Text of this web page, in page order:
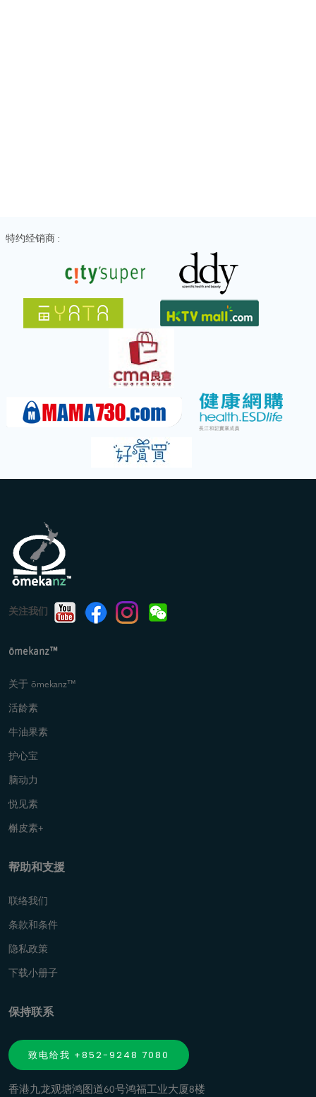
特约经销商 :
关注我们
ōmekanz™
关于 ōmekanz™
活龄素
牛油果素
护心宝
脑动力
悦见素
槲皮素+
帮助和支援
联络我们
条款和条件
隐私政策
下载小册子
保持联系
致电给我 +852-9248 7080
香港九龙观塘鸿图道60号鸿福工业大厦8楼